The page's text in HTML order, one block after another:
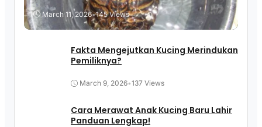
March 11, 2026•145 Views
Fakta Mengejutkan Kucing Merindukan
Pemiliknya?
March 9, 2026•137 Views
Cara Merawat Anak Kucing Baru Lahir
Panduan Lengkap!